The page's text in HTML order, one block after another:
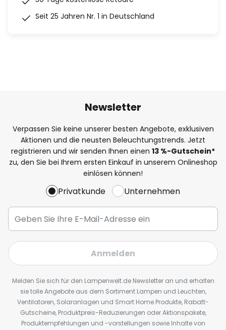
Seit 25 Jahren Nr. 1 in Deutschland
Newsletter
Verpassen Sie keine unserer besten Angebote, exklusiven
Aktionen und die neusten Beleuchtungstrends. Jetzt
registrieren und wir senden Ihnen einen 13 %-Gutschein*
zu, den Sie bei Ihrem ersten Einkauf in unserem Onlineshop
einlösen können!
Privatkunde Unternehmen
Anmelden
Melden Sie sich für den Lampenwelt.de Newsletter an und erhalten
sie tolle Angebote aus dem Sortiment Lampen und Leuchten,
Ventilatoren, Solaranlagen und Smart Home Produkte, Rabatt-
Gutscheine, Produktpreis-Reduzierungen oder Aktionspakete,
Produktempfehlungen und -vorstellungen sowie Inhalte von